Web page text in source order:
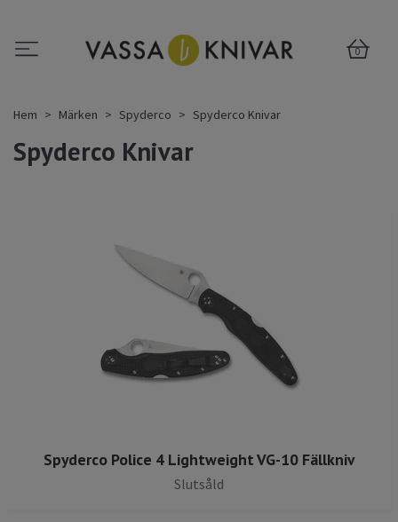
0
Hem Märken Spyderco Spyderco Knivar
Spyderco Knivar
Spyderco Police 4 Lightweight VG-10 Fällkniv
Slutsåld